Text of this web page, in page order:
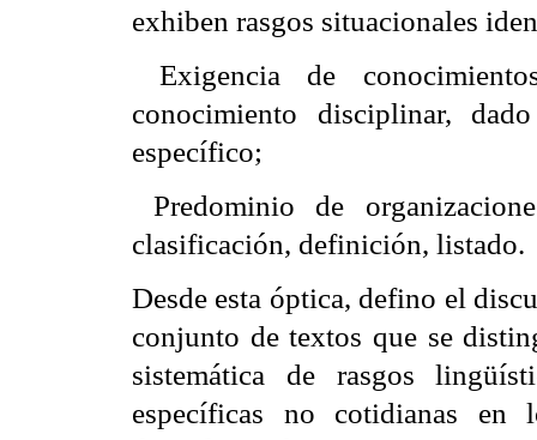
exhiben rasgos situacionales
 Exigencia de
conocimiento disciplinar,
específico;
 Predominio de
clasificación, definición, listado.
Desde esta óptica, defino el
conjunto de textos que se
sistemática de rasgos
específicas no cotidianas en